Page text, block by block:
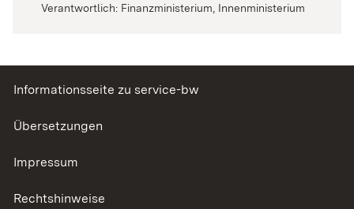
Verantwortlich: Finanzministerium, Innenministerium
Informationsseite zu service-bw
Übersetzungen
Impressum
Rechtshinweise